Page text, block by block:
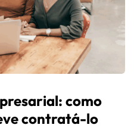
como
contratá-lo